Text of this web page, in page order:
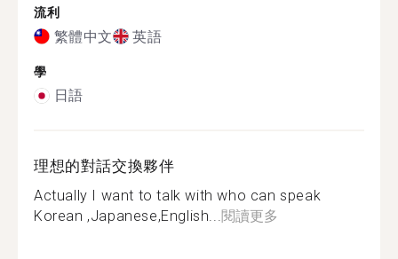
流利
繁體中文 英語
學
日語
理想的對話交換夥伴
Actually I want to talk with who can speak
Korean ,Japanese,English...閱讀更多